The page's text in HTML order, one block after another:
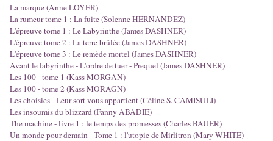
La marque (Anne LOYER)
La rumeur tome 1 : La fuite (Solenne HERNANDEZ)
L'épreuve tome 1 : Le Labyrinthe (James DASHNER)
L'épreuve tome 2 : La terre brûlée (James DASHNER)
L'épreuve tome 3 : Le remède mortel (James DASHNER)
Avant le labyrinthe - L'ordre de tuer - Prequel (James DASHNER)
Les 100 - tome 1 (Kass MORGAN)
Les 100 - tome 2 (Kass MORAGN)
Les choisies - Leur sort vous appartient (Céline S. CAMISULI)
Les insoumis du blizzard (Fanny ABADIE)
The machine - livre 1 : le temps des promesses (Charles BAUER)
Un monde pour demain - Tome 1 : l'utopie de Mirlitron (Mary WHITE)